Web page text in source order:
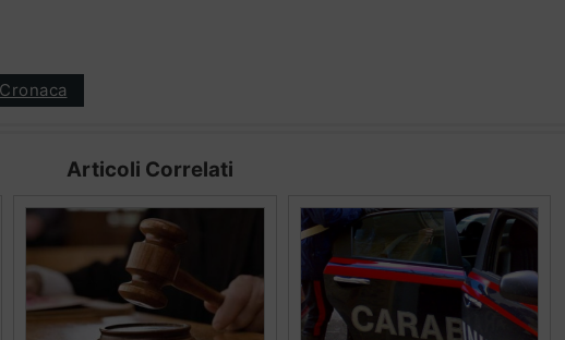
Cronaca
Articoli Correlati